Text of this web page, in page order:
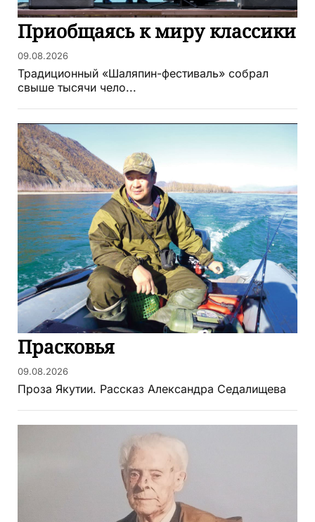
Приобщаясь к миру классики
09.08.2026
Традиционный «Шаляпин-фестиваль» собрал
свыше тысячи чело...
Прасковья
09.08.2026
Проза Якутии. Рассказ Александра Седалищева